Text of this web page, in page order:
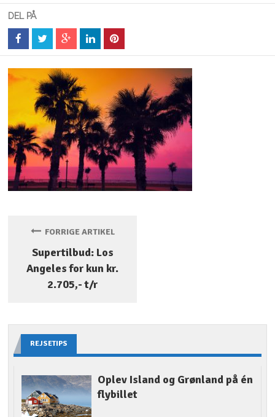
DEL PÅ
FORRIGE ARTIKEL
Supertilbud: Los
Angeles for kun kr.
2.705,- t/r
REJSETIPS
Oplev Island og Grønland på én
flybillet